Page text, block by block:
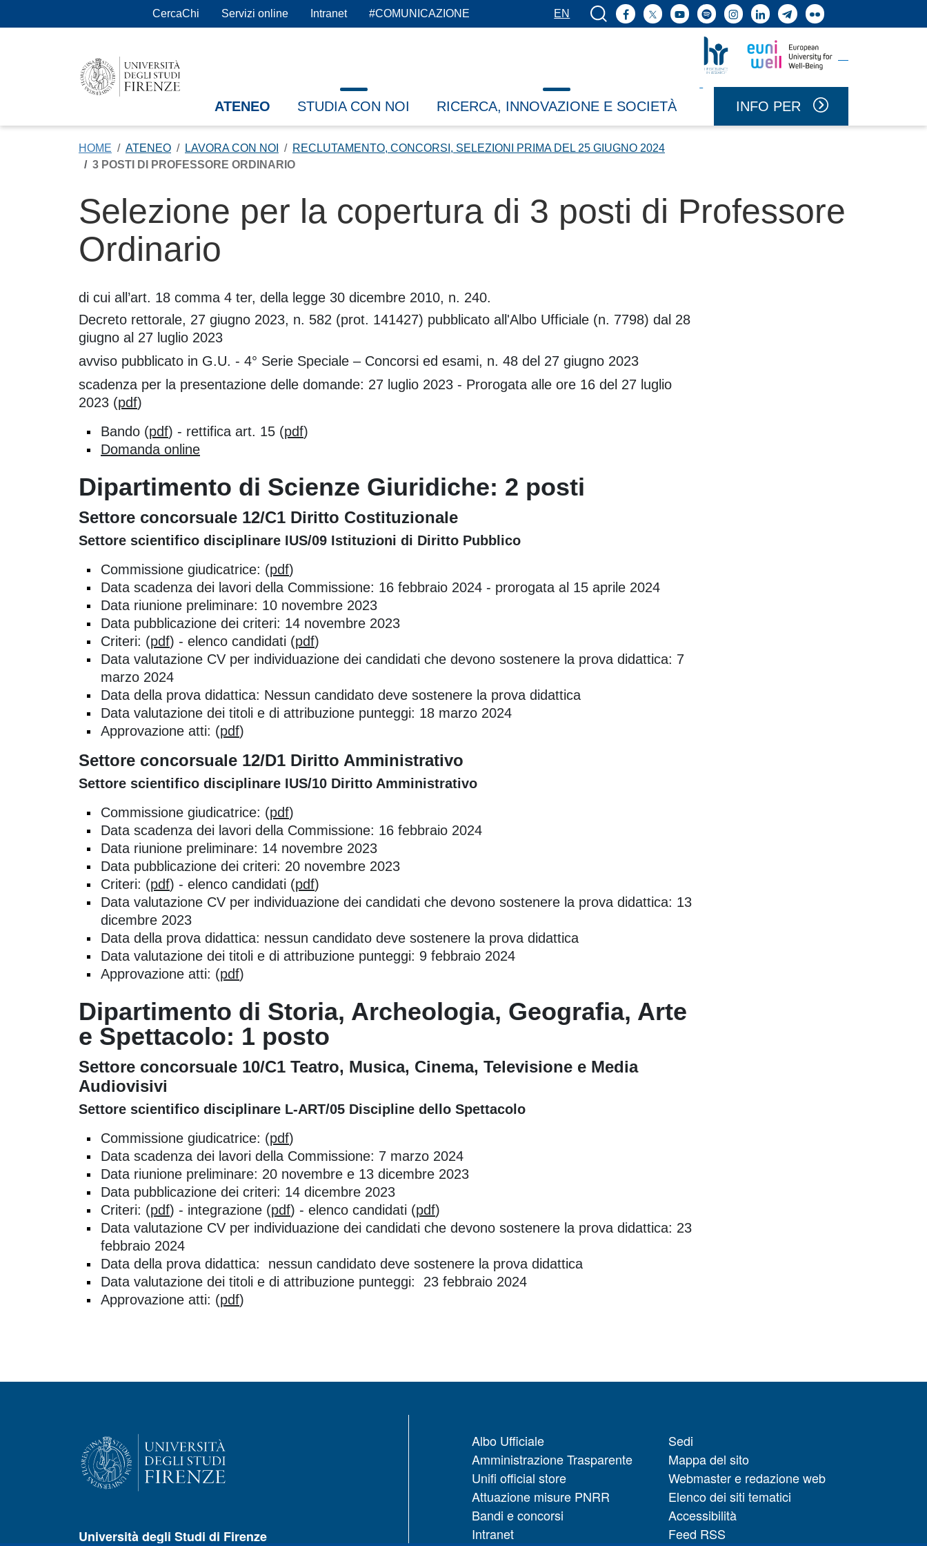
CercaChi Servizi online Intranet #COMUNICAZIONE EN Bottone cerca
Facebook
X YouTube
SpotifyInstagram
LinkedInTelegram
Flickr
ATENEO STUDIA CON NOI RICERCA, INNOVAZIONE E SOCIETÀ INFO PER
HOME ATENEO LAVORA CON NOI
RECLUTAMENTO, CONCORSI, SELEZIONI PRIMA DEL 25 GIUGNO 2024
3 POSTI DI PROFESSORE ORDINARIO
Selezione per la copertura di 3 posti di Professore
Ordinario
Contenuto
di cui all’art. 18 comma 4 ter, della legge 30 dicembre 2010, n. 240.
Decreto rettorale, 27 giugno 2023, n. 582 (prot. 141427) pubblicato all'Albo Ufficiale (n. 7798) dal 28
giugno al 27 luglio 2023
avviso pubblicato in G.U. - 4° Serie Speciale – Concorsi ed esami, n. 48 del 27 giugno 2023
scadenza per la presentazione delle domande: 27 luglio 2023 - Prorogata alle ore 16 del 27 luglio
2023 (pdf)
Bando (pdf) - rettifica art. 15 (pdf)
Domanda online
Dipartimento di Scienze Giuridiche: 2 posti
Settore concorsuale 12/C1 Diritto Costituzionale
Settore scientifico disciplinare IUS/09 Istituzioni di Diritto Pubblico
Commissione giudicatrice: (pdf)
Data scadenza dei lavori della Commissione: 16 febbraio 2024 - prorogata al 15 aprile 2024
Data riunione preliminare: 10 novembre 2023
Data pubblicazione dei criteri: 14 novembre 2023
Criteri: (pdf) - elenco candidati (pdf)
Data valutazione CV per individuazione dei candidati che devono sostenere la prova didattica: 7
marzo 2024
Data della prova didattica: Nessun candidato deve sostenere la prova didattica
Data valutazione dei titoli e di attribuzione punteggi: 18 marzo 2024
Approvazione atti: (pdf)
Settore concorsuale 12/D1 Diritto Amministrativo
Settore scientifico disciplinare IUS/10 Diritto Amministrativo
Commissione giudicatrice: (pdf)
Data scadenza dei lavori della Commissione: 16 febbraio 2024
Data riunione preliminare: 14 novembre 2023
Data pubblicazione dei criteri: 20 novembre 2023
Criteri: (pdf) - elenco candidati (pdf)
Data valutazione CV per individuazione dei candidati che devono sostenere la prova didattica: 13
dicembre 2023
Data della prova didattica: nessun candidato deve sostenere la prova didattica
Data valutazione dei titoli e di attribuzione punteggi: 9 febbraio 2024
Approvazione atti: (pdf)
Dipartimento di Storia, Archeologia, Geografia, Arte
e Spettacolo: 1 posto
Settore concorsuale 10/C1 Teatro, Musica, Cinema, Televisione e Media
Audiovisivi
Settore scientifico disciplinare L-ART/05 Discipline dello Spettacolo
Commissione giudicatrice: (pdf)
Data scadenza dei lavori della Commissione: 7 marzo 2024
Data riunione preliminare: 20 novembre e 13 dicembre 2023
Data pubblicazione dei criteri: 14 dicembre 2023
Criteri: (pdf) - integrazione (pdf) - elenco candidati (pdf)
Data valutazione CV per individuazione dei candidati che devono sostenere la prova didattica: 23
febbraio 2024
Data della prova didattica: nessun candidato deve sostenere la prova didattica
Data valutazione dei titoli e di attribuzione punteggi: 23 febbraio 2024
Approvazione atti: (pdf)
Università degli Studi di Firenze
Albo Ufficiale
Amministrazione Trasparente
Unifi official store
Attuazione misure PNRR
Bandi e concorsi
Intranet
Sedi
Mappa del sito
Webmaster e redazione web
Elenco dei siti tematici
Accessibilità
Feed RSS